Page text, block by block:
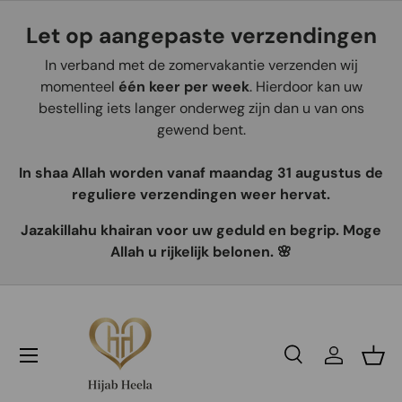
Aller au contenu
Let op aangepaste verzendingen
In verband met de zomervakantie verzenden wij
momenteel één keer per week. Hierdoor kan uw
bestelling iets langer onderweg zijn dan u van ons
gewend bent.
In shaa Allah worden vanaf maandag 31 augustus de
reguliere verzendingen weer hervat.
Jazakillahu khairan voor uw geduld en begrip. Moge
Allah u rijkelijk belonen. 🌸
Recherche
Se